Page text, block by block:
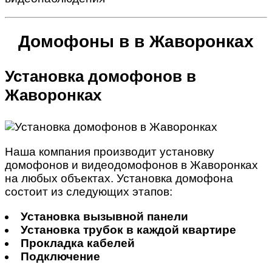
Домофоны в в Жаворонках
Установка домофонов в
Жаворонках
Наша компания производит установку
домофонов и видеодомофонов в Жаворонках
на любых объектах. Установка домофона
состоит из следующих этапов:
Установка вызывной панели
Установка трубок в каждой квартире
Прокладка кабелей
Подключение